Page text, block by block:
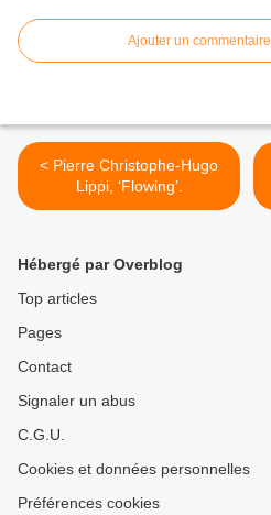
Ajouter un commentaire
< Pierre Christophe-Hugo
Lippi, ‘Flowing’.
Hébergé par Overblog
Top articles
Pages
Contact
Signaler un abus
C.G.U.
Cookies et données personnelles
Préférences cookies